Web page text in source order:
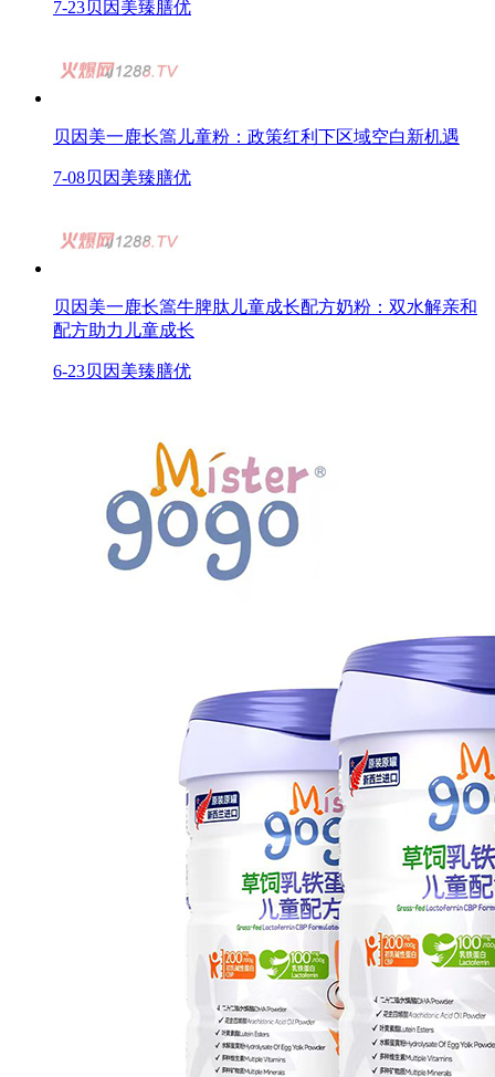
贝因美一鹿长篙：温和配方守护家庭日常营养
贝因美臻膳优